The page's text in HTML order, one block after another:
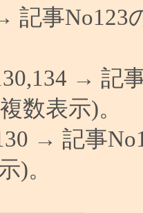
記事No123
→ 記
数表示)。
→ 記事
)。